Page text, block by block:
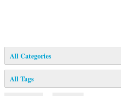
All Categories
All Tags